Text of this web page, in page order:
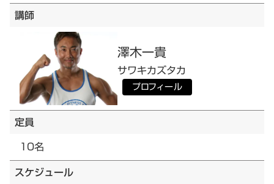
講師
澤木一貴
サワキカズタカ
プロフィール
定員
10名
スケジュール